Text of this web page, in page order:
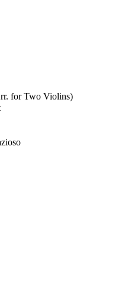
for Two Violins)